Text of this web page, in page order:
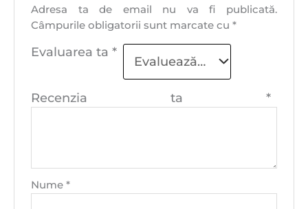
Adresa ta de email nu va fi publicată.
Câmpurile obligatorii sunt marcate cu*
Evaluarea ta*
Recenzia ta *
Nume*